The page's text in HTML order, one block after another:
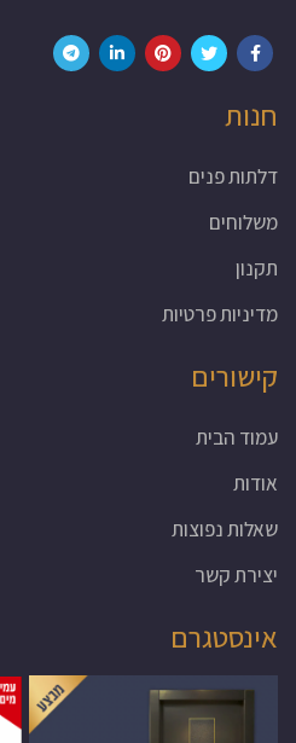
חנות
דלתות פנים
משלוחים
תקנון
מדיניות פרטיות
קישורים
עמוד הבית
אודות
שאלות נפוצות
יצירת קשר
אינסטגרם